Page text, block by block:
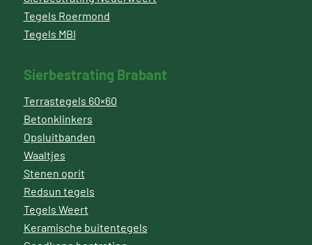
Tegels Roermond
Tegels MBI
Sierbestrating Brabant
Terrastegels 60×60
Betonklinkers
Opsluitbanden
Waaltjes
Stenen oprit
Redsun tegels
Tegels Weert
Keramische buitentegels